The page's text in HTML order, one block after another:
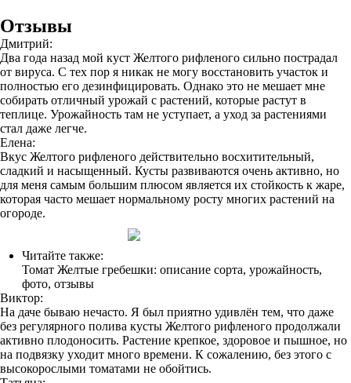
Отзывы
Дмитрий:
Два года назад мой куст Желтого рифленого сильно пострадал
от вируса. С тех пор я никак не могу восстановить участок и
полностью его дезинфицировать. Однако это не мешает мне
собирать отличный урожай с растений, которые растут в
теплице. Урожайность там не уступает, а уход за растениями
стал даже легче.
Елена:
Вкус Желтого рифленого действительно восхитительный,
сладкий и насыщенный. Кусты развиваются очень активно, но
для меня самым большим плюсом является их стойкость к жаре,
которая часто мешает нормальному росту многих растений на
огороде.
Читайте также:
Томат Желтые гребешки: описание сорта, урожайность,
фото, отзывы
Виктор:
На даче бываю нечасто. Я был приятно удивлён тем, что даже
без регулярного полива кусты Желтого рифленого продолжали
активно плодоносить. Растение крепкое, здоровое и пышное, но
на подвязку уходит много времени. К сожалению, без этого с
высокорослыми томатами не обойтись.